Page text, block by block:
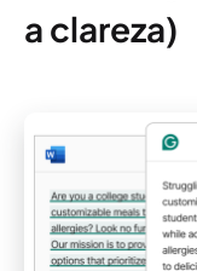
a clareza)